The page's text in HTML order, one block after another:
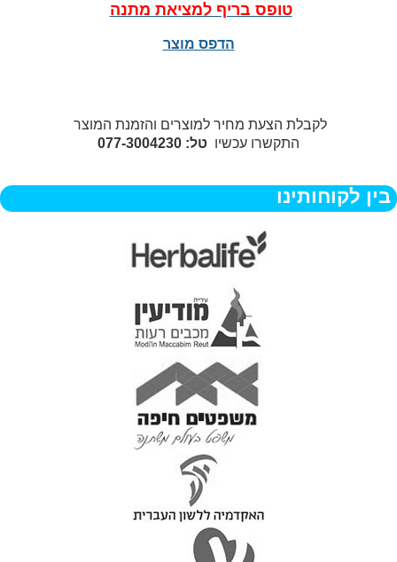
טופס בריף למציאת מתנה
הדפס מוצר
לקבלת הצעת מחיר למוצרים והזמנת המוצר
התקשרו עכשיו טל: 077-3004230
בין לקוחותינו